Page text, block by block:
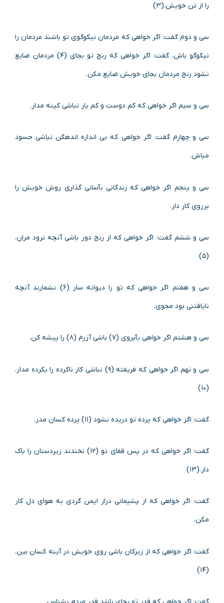
را از تن خویش.(۳)
سی و دوم گفت: اگر خواهی که مردمان نیکوگوی تو باشند مردمان را
نیکوگو باش. گفت: اگر خواهی که رنج تو بجای (۴) مردمان ضایع
نشود رنج مردمان بجای خویش ضایع مکن.
سی و سیم اگر خواهی که کم دوست و کم یار نباشی کینه مدار.
سی و چهارم گفت: اگر خواهی که بی اندازه اندهگن نباشی حسود
مباش.
سی و پنجم اگر خواهی که زندگانی بآسانی گذاری روش خویش را
برروی کار دار.
سی و ششم گفت: اگر خواهی که از رنج دور باشی آنچه نرود مران.
(۵)
سی و هفتم اگر خواهی که تو را دیوانه سار (۶) نشمارند آنچه
نایافتنی بود مجوی.
سی و هشتم اگر خواهی بآبروی (۷) باشی آزرم (۸) را پیشه کن.
سی و نهم اگر خواهی که فریفته (۹) نباشی کار ناکرده را بکرده مدار.
(۱۰)
گفت: اگر خواهی که پرده تو دریده نشود (۱۱) پرده کسان مدر.
گفت: اگر خواهی که در پس قفای تو (۱۲) نخندند زیردستان را باک
دار.(۱۳)
گفت: اگر خواهی که از پشیمانی دراز ایمن گردی به هوای دل کار
مکن.
گفت: اگر خواهی که از زیرکان باشی روی خویش در آینه کسان بین.
(۱۴)